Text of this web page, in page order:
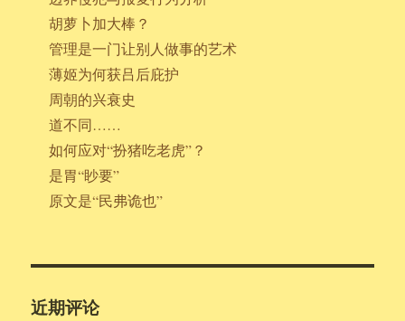
胡萝卜加大棒？
管理是一门让别人做事的艺术
薄姬为何获吕后庇护
周朝的兴衰史
道不同……
如何应对“扮猪吃老虎”？
是胃“眇要”
原文是“民弗诡也”
近期评论